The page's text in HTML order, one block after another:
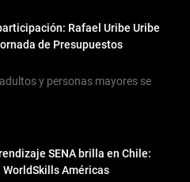
Rafael Uribe Uribe
de Presupuestos
y personas mayores se
SENA brilla en Chile:
WorldSkills Américas